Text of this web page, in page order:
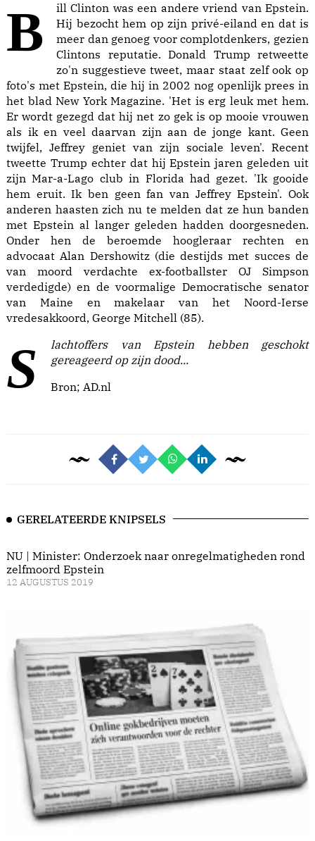
Bill Clinton was een andere vriend van Epstein.
Hij bezocht hem op zijn privé-eiland en dat is
meer dan genoeg voor complotdenkers, gezien
Clintons reputatie. Donald Trump retweette
zo'n suggestieve tweet, maar staat zelf ook op
foto's met Epstein, die hij in 2002 nog openlijk prees in
het blad New York Magazine. 'Het is erg leuk met hem.
Er wordt gezegd dat hij net zo gek is op mooie vrouwen
als ik en veel daarvan zijn aan de jonge kant. Geen
twijfel, Jeffrey geniet van zijn sociale leven'. Recent
tweette Trump echter dat hij Epstein jaren geleden uit
zijn Mar-a-Lago club in Florida had gezet. 'Ik gooide
hem eruit. Ik ben geen fan van Jeffrey Epstein'. Ook
anderen haasten zich nu te melden dat ze hun banden
met Epstein al langer geleden hadden doorgesneden.
Onder hen de beroemde hoogleraar rechten en
advocaat Alan Dershowitz (die destijds met succes de
van moord verdachte ex-footballster OJ Simpson
verdedigde) en de voormalige Democratische senator
van Maine en makelaar van het Noord-Ierse
vredesakkoord, George Mitchell (85).
Slachtoffers van Epstein hebben geschokt
gereageerd op zijn dood...
Bron; AD.nl
GERELATEERDE KNIPSELS
NU | Minister: Onderzoek naar onregelmatigheden rond
zelfmoord Epstein
12 AUGUSTUS 2019